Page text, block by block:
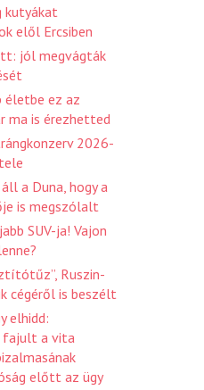
kutyákat
elől Ercsiben
jól megvágták
életbe ez az
ma is érezhetted
2026-
a Duna, hogy a
is megszólalt
SUV-ja! Vajon
Ruszin-
cégéről is beszélt
elhidd:
fajult a vita
előtt az ügy